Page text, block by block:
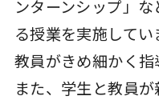
ンターンシップ」
る授業を実施して
教員がきめ細かく指
また、学生と教員